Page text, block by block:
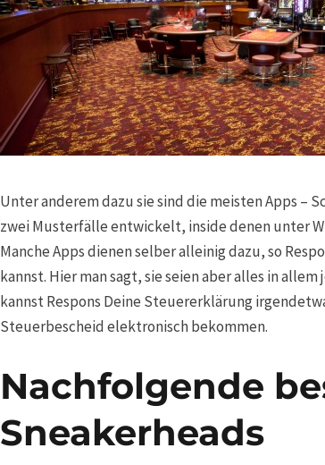
Unter anderem dazu sie sind die meisten Apps –
zwei Musterfälle entwickelt, inside denen unter
Manche Apps dienen selber alleinig dazu, so
kannst. Hier man sagt, sie seien aber alles in
kannst Respons Deine Steuererklärung
Steuerbescheid elektronisch bekommen.
Nachfolgende
Sneakerheads